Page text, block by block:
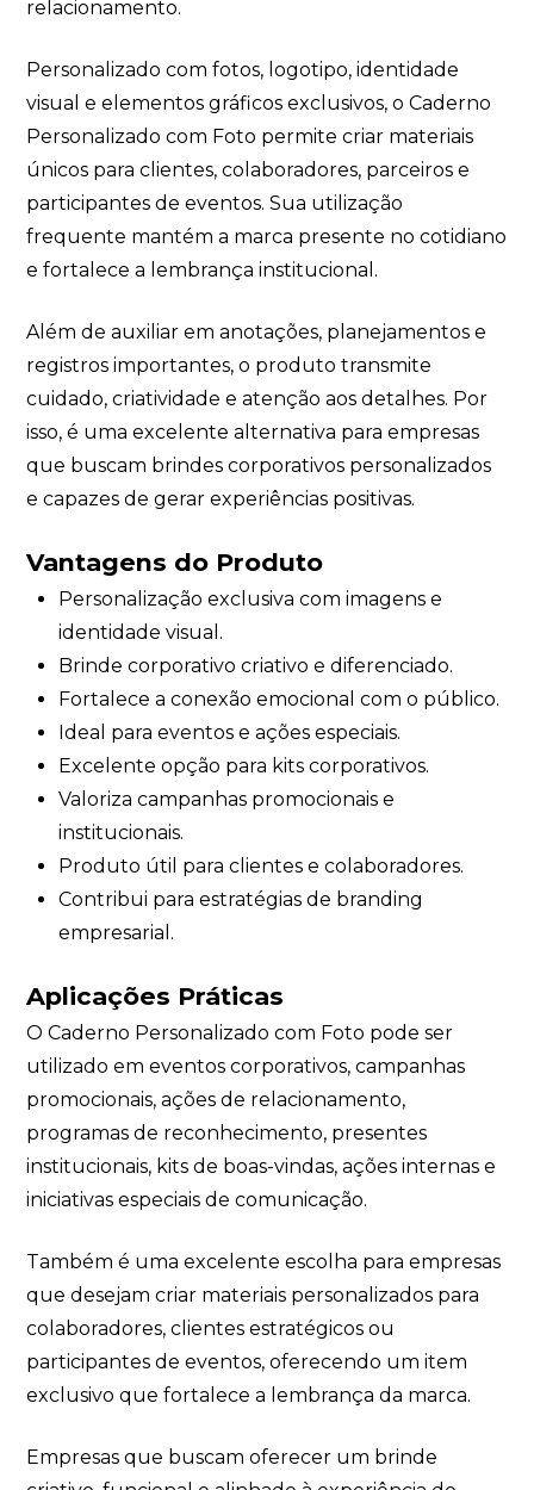
relacionamento.
Personalizado com fotos, logotipo, identidade
visual e elementos gráficos exclusivos, o Caderno
Personalizado com Foto permite criar materiais
únicos para clientes, colaboradores, parceiros e
participantes de eventos. Sua utilização
frequente mantém a marca presente no cotidiano
e fortalece a lembrança institucional.
Além de auxiliar em anotações, planejamentos e
registros importantes, o produto transmite
cuidado, criatividade e atenção aos detalhes. Por
isso, é uma excelente alternativa para empresas
que buscam brindes corporativos personalizados
e capazes de gerar experiências positivas.
Vantagens do Produto
Personalização exclusiva com imagens e
identidade visual.
Brinde corporativo criativo e diferenciado.
Fortalece a conexão emocional com o público.
Ideal para eventos e ações especiais.
Excelente opção para kits corporativos.
Valoriza campanhas promocionais e
institucionais.
Produto útil para clientes e colaboradores.
Contribui para estratégias de branding
empresarial.
Aplicações Práticas
O Caderno Personalizado com Foto pode ser
utilizado em eventos corporativos, campanhas
promocionais, ações de relacionamento,
programas de reconhecimento, presentes
institucionais, kits de boas-vindas, ações internas e
iniciativas especiais de comunicação.
Também é uma excelente escolha para empresas
que desejam criar materiais personalizados para
colaboradores, clientes estratégicos ou
participantes de eventos, oferecendo um item
exclusivo que fortalece a lembrança da marca.
Empresas que buscam oferecer um brinde